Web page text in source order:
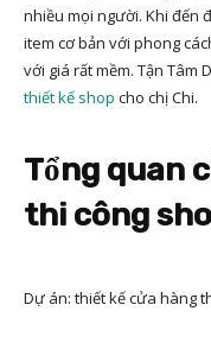
nhiều mọi người. Khi đến
item cơ bản với phong
với giá rất mềm. Tận
thiết kế shop cho chị Chi.
Tổng quan
thi công
Dự án: thiết kế cửa hàng